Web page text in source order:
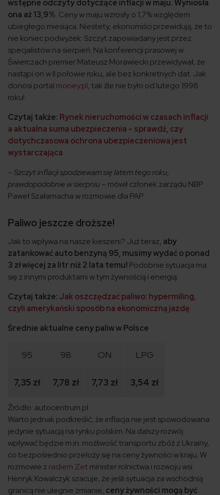
wstępne odczyty dotyczące inflacji w maju. Wyniosła
ona aż 13,9%. Ceny w maju wzrosły o 1,7% względem
ubiegłego miesiąca. Niestety, ekonomiści przewidują, że to
nie koniec podwyżek. Szczyt zapowiadany jest przez
specjalistów na sierpień. Na konferencji prasowej w
Świerczach premier Mateusz Morawiecki przewidywał, że
nastąpi on w II połowie roku, ale bez konkretnych dat. Jak
donosi portal money.pl,tak źle nie było od lutego 1998
roku!
Czytaj także: Rynek nieruchomości w czasach inflacji
a aktualna suma ubezpieczenia – sprawdź, czy
dotychczasowa ochrona ubezpieczeniowa jest
wystarczająca
– Szczyt inflacji spodziewam się latem tego roku,
prawdopodobnie w sierpniu – mówił członek zarządu NBP
Paweł Szałamacha w rozmowie dla PAP.
Paliwo jeszcze droższe!
Jak to wpływa na nasze kieszeni? Już teraz, aby
zatankować auto benzyną 95, musimy wydać o ponad
3 zł więcej za litr niż 2 lata temu! Podobnie sytuacja ma
się z innymi produktami w tym żywnością i energią.
Czytaj także:Jak oszczędzać paliwo: hypermiling,
czyli amerykański sposób na ekonomiczną jazdę
Średnie aktualne ceny paliw w Polsce
95 98 ON LPG
7,35 zł 7,78 zł 7,73 zł 3,54 zł
Źródło: autocentrum.pl
Warto jednak podkreślić, że inflacja nie jest spowodowana
jedynie sytuacją na rynku polskim. Na dalszy rozwój
wpływać będzie m.in. możliwość transportu zbóż z Ukrainy,
co bezpośrednio przełoży się na ceny żywności w kraju. W
rozmowie z radiem Zet minister rolnictwa i rozwoju wsi
Henryk Kowalczyk szacuje, że jeśli sytuacja za wschodnią
granicą nie ulegnie zmianie, ceny żywności mogą być